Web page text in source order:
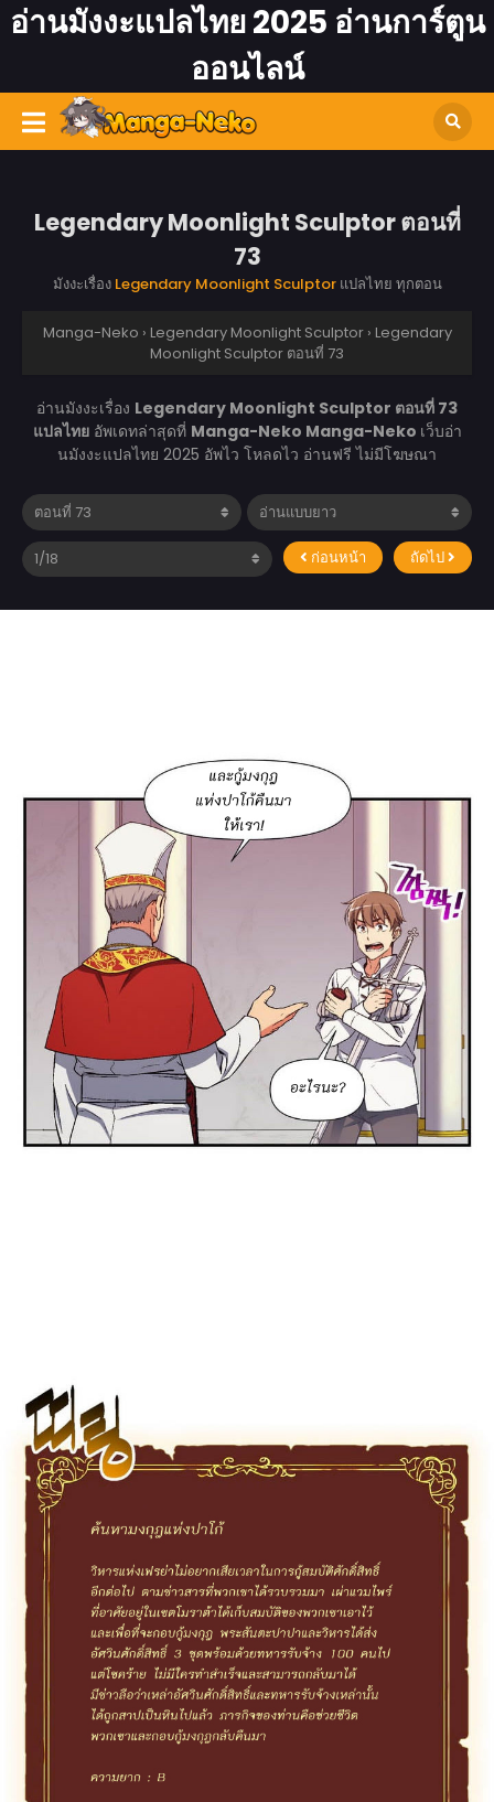
อ่านมังงะแปลไทย 2025 อ่านการ์ตูน
ออนไลน์
Legendary Moonlight Sculptor ตอนที่
73
มังงะเรื่อง Legendary Moonlight Sculptorแปลไทย ทุกตอน
Manga-Neko › Legendary Moonlight Sculptor › Legendary
Moonlight Sculptor ตอนที่ 73
อ่านมังงะเรื่อง Legendary Moonlight Sculptor ตอนที่ 73
แปลไทยอัพเดทล่าสุดที่ Manga-Neko Manga-Neko เว็บอ่า
นมังงะแปลไทย 2025 อัพไว โหลดไว อ่านฟรี ไม่มีโฆษณา
ก่อนหน้า ถัดไป